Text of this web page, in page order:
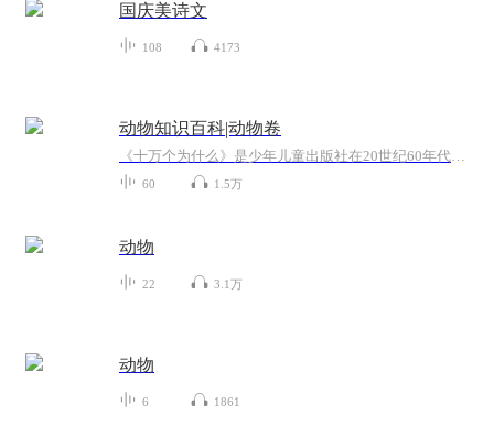
国庆美诗文
108 4173
动物知识百科|动物卷
《十万个为什么》是少年儿童出版社在20世纪60年代初编辑出版的一套青少年科普读物。作为中国少儿科普的里程碑，60年来这套书先后出版了6个版本，累计发行量超过1亿册，是新中国几代青少年的科学启蒙读物，已经成为中国原创科普图书的经典品牌。
60 1.5万
动物
22 3.1万
动物
6 1861